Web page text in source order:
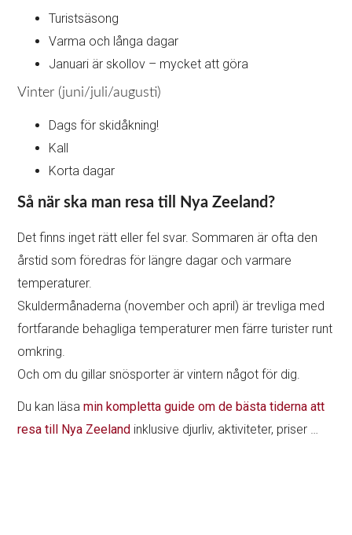
Turistsäsong
Varma och långa dagar
Januari är skollov – mycket att göra
Vinter (juni/juli/augusti)
Dags för skidåkning!
Kall
Korta dagar
Så när ska man resa till Nya Zeeland?
Det finns inget rätt eller fel svar. Sommaren är ofta den
årstid som föredras för längre dagar och varmare
temperaturer.
Skuldermånaderna (november och april) är trevliga med
fortfarande behagliga temperaturer men färre turister runt
omkring.
Och om du gillar snösporter är vintern något för dig.
Du kan läsamin kompletta guide om de bästa tiderna att
resa till Nya Zeeland inklusive djurliv, aktiviteter, priser …